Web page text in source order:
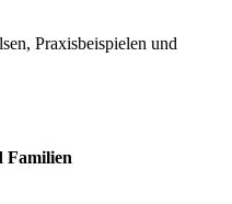
Praxisbeispielen und
Familien